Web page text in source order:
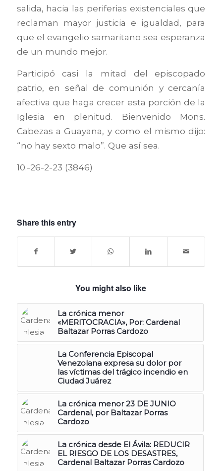
salida, hacia las periferias existenciales que
reclaman mayor justicia e igualdad, para
que el evangelio samaritano sea esperanza
de un mundo mejor.
Participó casi la mitad del episcopado
patrio, en señal de comunión y cercanía
afectiva que haga crecer esta porción de la
Iglesia en plenitud. Bienvenido Mons.
Cabezas a Guayana, y como el mismo dijo:
“no hay sexto malo”. Que así sea.
10.-26-2-23 (3846)
Share this entry
You might also like
La crónica menor
«MERITOCRACIA», Por: Cardenal
Baltazar Porras Cardozo
La Conferencia Episcopal
Venezolana expresa su dolor por
las víctimas del trágico incendio en
Ciudad Juárez
La crónica menor 23 DE JUNIO
Cardenal, por Baltazar Porras
Cardozo
La crónica desde El Ávila: REDUCIR
EL RIESGO DE LOS DESASTRES,
Cardenal Baltazar Porras Cardozo